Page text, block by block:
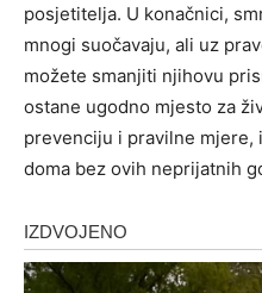
posjetitelja. U konačnici,
mnogi suočavaju, ali uz
možete smanjiti njihovu
ostane ugodno mjesto za
prevenciju i pravilne mjere,
doma bez ovih neprijatnih